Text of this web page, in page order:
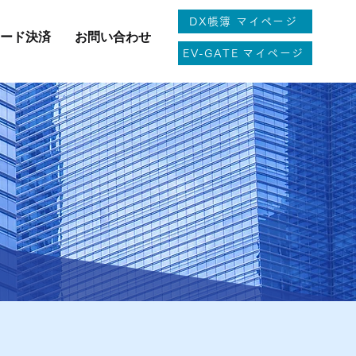
ド決済 お問い合わせ
DX帳簿 マイページ
EV-GATE マイページ